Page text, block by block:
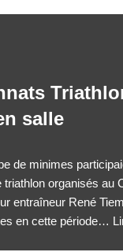
salle
de minimes
triathlon organisés au
entraîneur René
en cette période…